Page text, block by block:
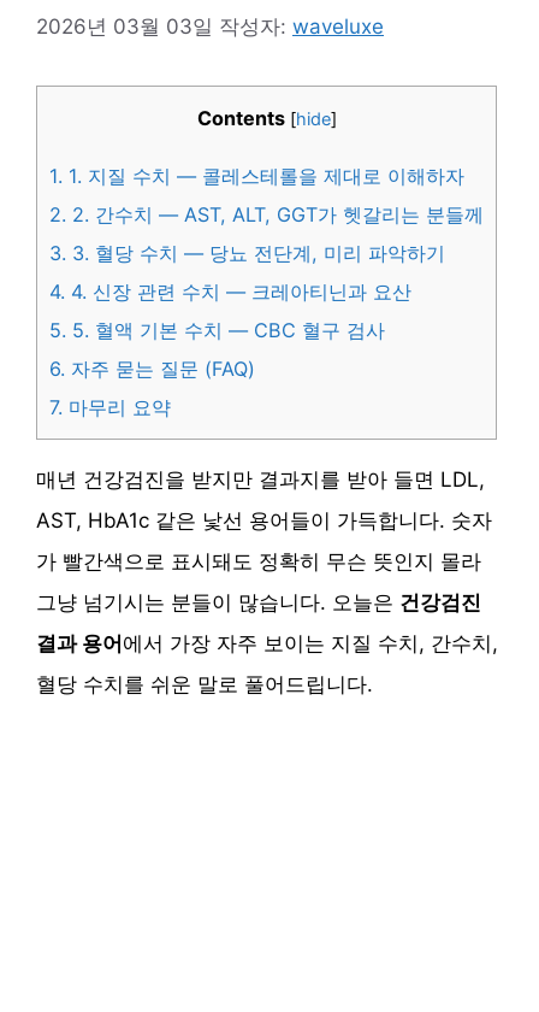
2026년 03월 03일 작성자: waveluxe
Contents [hide]
1. 1. 지질 수치 — 콜레스테롤을 제대로 이해하자
2. 2. 간수치 — AST, ALT, GGT가 헷갈리는 분들께
3. 3. 혈당 수치 — 당뇨 전단계, 미리 파악하기
4. 4. 신장 관련 수치 — 크레아티닌과 요산
5. 5. 혈액 기본 수치 — CBC 혈구 검사
6. 자주 묻는 질문 (FAQ)
7. 마무리 요약
매년 건강검진을 받지만 결과지를 받아 들면 LDL,
AST, HbA1c 같은 낯선 용어들이 가득합니다. 숫자
가 빨간색으로 표시돼도 정확히 무슨 뜻인지 몰라
그냥 넘기시는 분들이 많습니다. 오늘은 건강검진
결과 용어에서 가장 자주 보이는 지질 수치, 간수치,
혈당 수치를 쉬운 말로 풀어드립니다.